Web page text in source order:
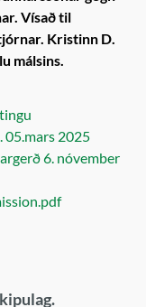
Vísað til
Kristinn D.
málsins.
05.mars 2025
6. nóvember